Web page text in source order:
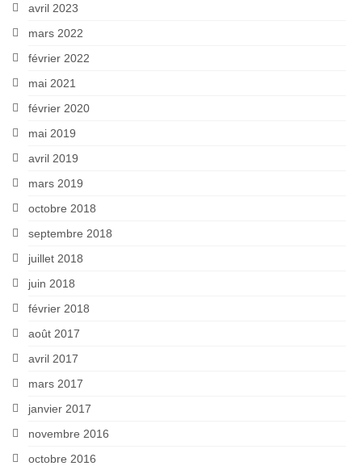
avril 2023
mars 2022
février 2022
mai 2021
février 2020
mai 2019
avril 2019
mars 2019
octobre 2018
septembre 2018
juillet 2018
juin 2018
février 2018
août 2017
avril 2017
mars 2017
janvier 2017
novembre 2016
octobre 2016